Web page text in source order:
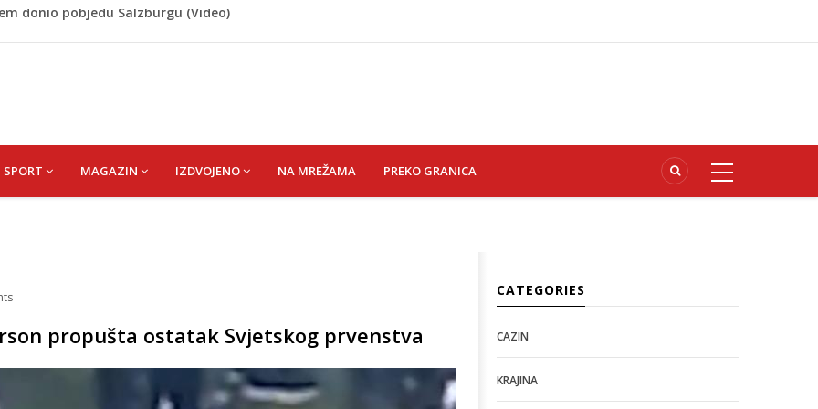
obilježena 31. godišnjica deblokade Unsko-sanskog
Vatrogasci nadljudskim naporima spriječili veću
donio pobjedu Salzburgu (Video)
SPORT MAGAZIN IZDVOJENO NA MREŽAMA PREKO GRANICA
propušta ostatak Svjetskog prvenstva
CATEGORIES
CAZIN
KRAJINA